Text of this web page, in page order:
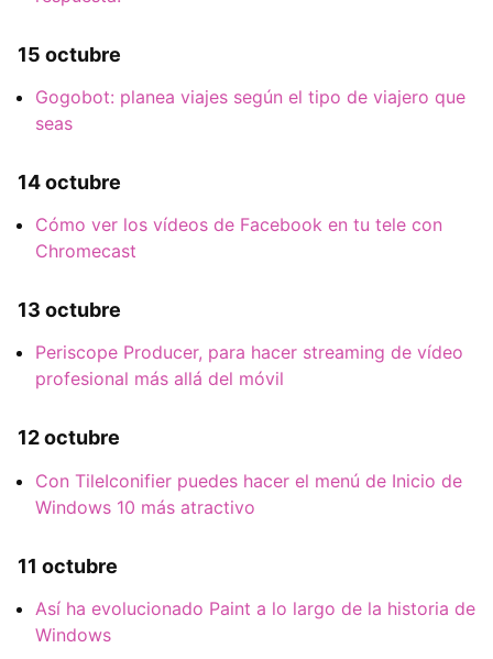
15 octubre
Gogobot: planea viajes según el tipo de viajero que
seas
14 octubre
Cómo ver los vídeos de Facebook en tu tele con
Chromecast
13 octubre
Periscope Producer, para hacer streaming de vídeo
profesional más allá del móvil
12 octubre
Con TileIconifier puedes hacer el menú de Inicio de
Windows 10 más atractivo
11 octubre
Así ha evolucionado Paint a lo largo de la historia de
Windows